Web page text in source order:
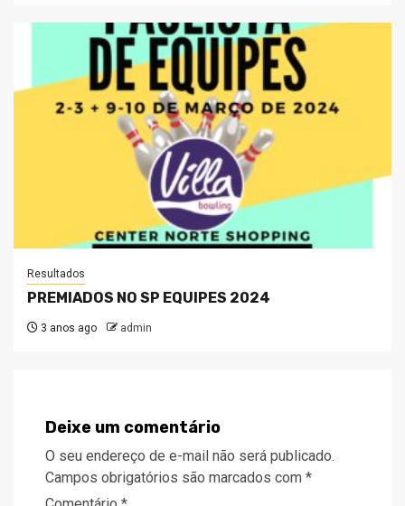
Resultados
PREMIADOS NO SP EQUIPES 2024
3 anos ago admin
Deixe um comentário
O seu endereço de e-mail não será publicado.
Campos obrigatórios são marcados com *